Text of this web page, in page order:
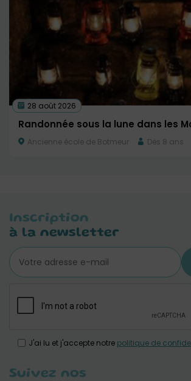
28 août 2026
Randonnée sous la lune dans les
Ancienne école de Botmeur Dès 8 ans
Inscription
à la newsletter
J'ai lu et j'accepte notre politique de
Suivez nos